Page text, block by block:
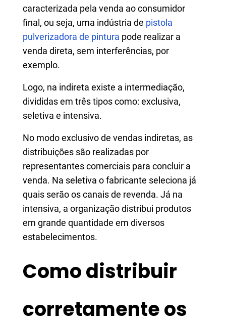
caracterizada pela venda ao consumidor
final, ou seja, uma indústria de pistola
pulverizadora de pintura pode realizar a
venda direta, sem interferências, por
exemplo.
Logo, na indireta existe a intermediação,
divididas em três tipos como: exclusiva,
seletiva e intensiva.
No modo exclusivo de vendas indiretas, as
distribuições são realizadas por
representantes comerciais para concluir a
venda. Na seletiva o fabricante seleciona já
quais serão os canais de revenda. Já na
intensiva, a organização distribui produtos
em grande quantidade em diversos
estabelecimentos.
Como distribuir
corretamente os